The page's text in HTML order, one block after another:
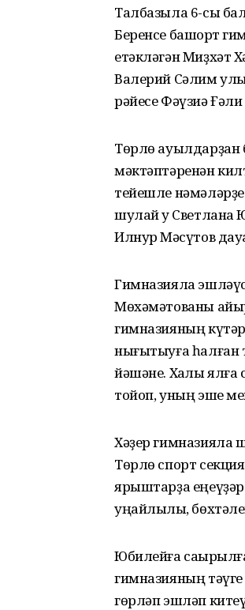
Талбазыла 6-сы
Беренсе башҡорт
етәкләгән Миҙхәт
Валерий Сәлим
рәйесе Фәүзиә
Төрлө ауылдарҙан
мәктәптәренән
тейешле
шулай уҡ Светлана
Илнур Мәҡсүтов
Гимназияла
Мөхәмәтованы
гимназияның
нығытыуға
йәшәне. Хаҡлы
тойоп, уның эше
Хәҙер гимназияла
Төрлө спорт
ярыштарҙа
уңайлылыҡ,
Юбилейға
гимназияның
гөрләп эшләп